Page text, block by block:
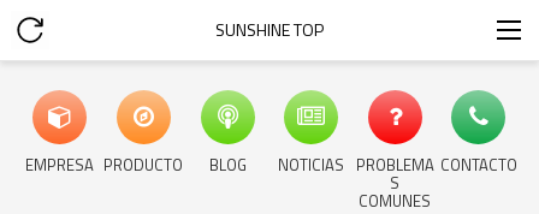
SUNSHINE TOP
EMPRESA PRODUCTO BLOG NOTICIAS PROBLEMA
S
COMUNES
CONTACTO